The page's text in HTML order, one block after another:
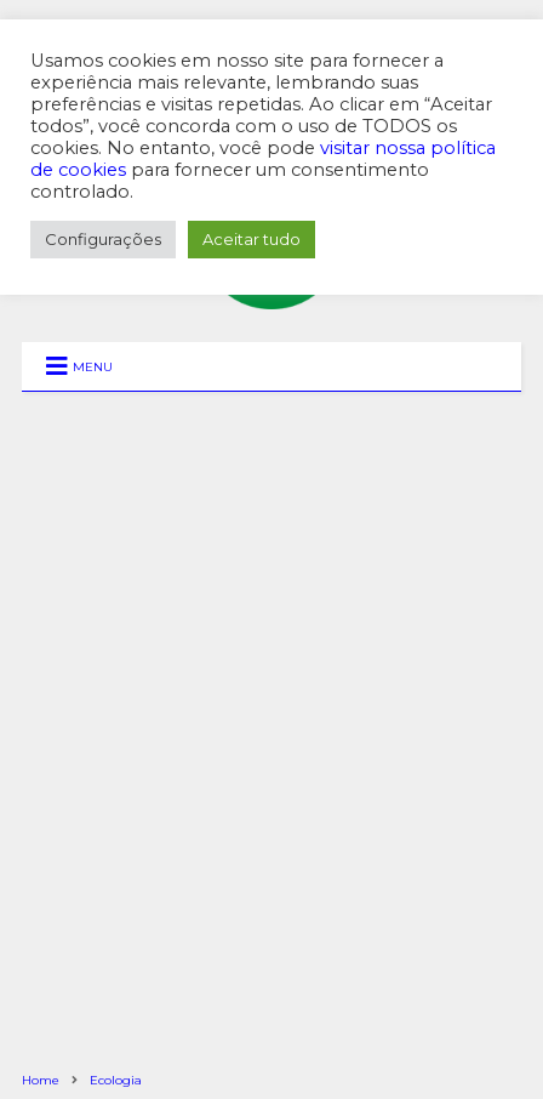
MENU SUPERIOR
MENU
Home Ecologia
Usamos cookies em nosso site para fornecer a
experiência mais relevante, lembrando suas
preferências e visitas repetidas. Ao clicar em “Aceitar
todos”, você concorda com o uso de TODOS os
cookies. No entanto, você pode visitar nossa política
de cookies para fornecer um consentimento
controlado.
Configurações Aceitar tudo